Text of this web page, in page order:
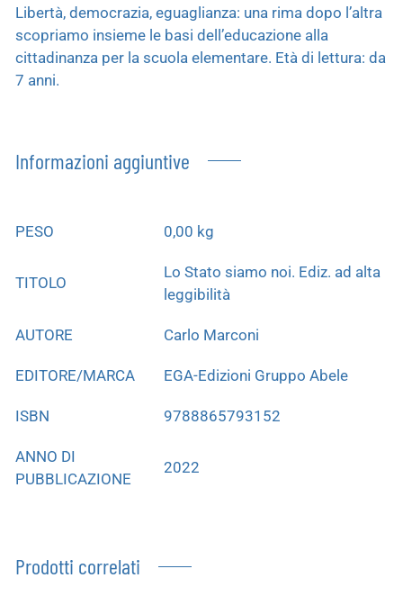
Libertà, democrazia, eguaglianza: una rima dopo l’altra
scopriamo insieme le basi dell’educazione alla
cittadinanza per la scuola elementare. Età di lettura: da
7 anni.
Informazioni aggiuntive
PESO 0,00 kg
TITOLO
Lo Stato siamo noi. Ediz. ad alta
leggibilità
AUTORE Carlo Marconi
EDITORE/MARCA EGA-Edizioni Gruppo Abele
ISBN 9788865793152
ANNO DI
PUBBLICAZIONE
2022
Prodotti correlati